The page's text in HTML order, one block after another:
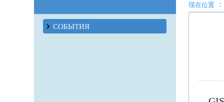
СОБЫТИЯ
现在位置：